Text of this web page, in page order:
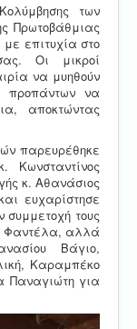
των
Πρωτοβάθμιας
επιτυχία στο
Οι μικροί
να μυηθούν
προπάντων να
αποκτώντας
παρευρέθηκε
Κωνσταντίνος
κ. Αθανάσιος
ευχαρίστησε
συμμετοχή τους
Φαντέλα, αλλά
Βάγιο,
Καραμπέκο
Παναγιώτη για